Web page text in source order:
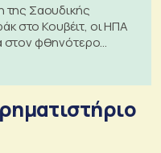
της Σαουδικής
στο Κουβέιτ, οι ΗΠΑ
στον φθηνότερο